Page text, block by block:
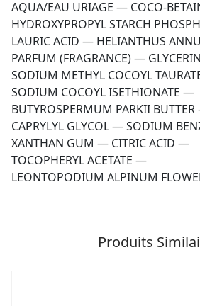
AQUA/EAU URIAGE — COCO-
HYDROXYPROPYL STARCH
LAURIC ACID — HELIANTHUS
PARFUM (FRAGRANCE)— GLYCERIN
SODIUM METHYL COCOYL
SODIUM COCOYL ISETHIONATE —
BUTYROSPERMUM PARKII BUTTER
CAPRYLYL GLYCOL—SODIUM
XANTHAN GUM — CITRIC ACID —
TOCOPHERYL ACETATE —
LEONTOPODIUM ALPINUM
Produits